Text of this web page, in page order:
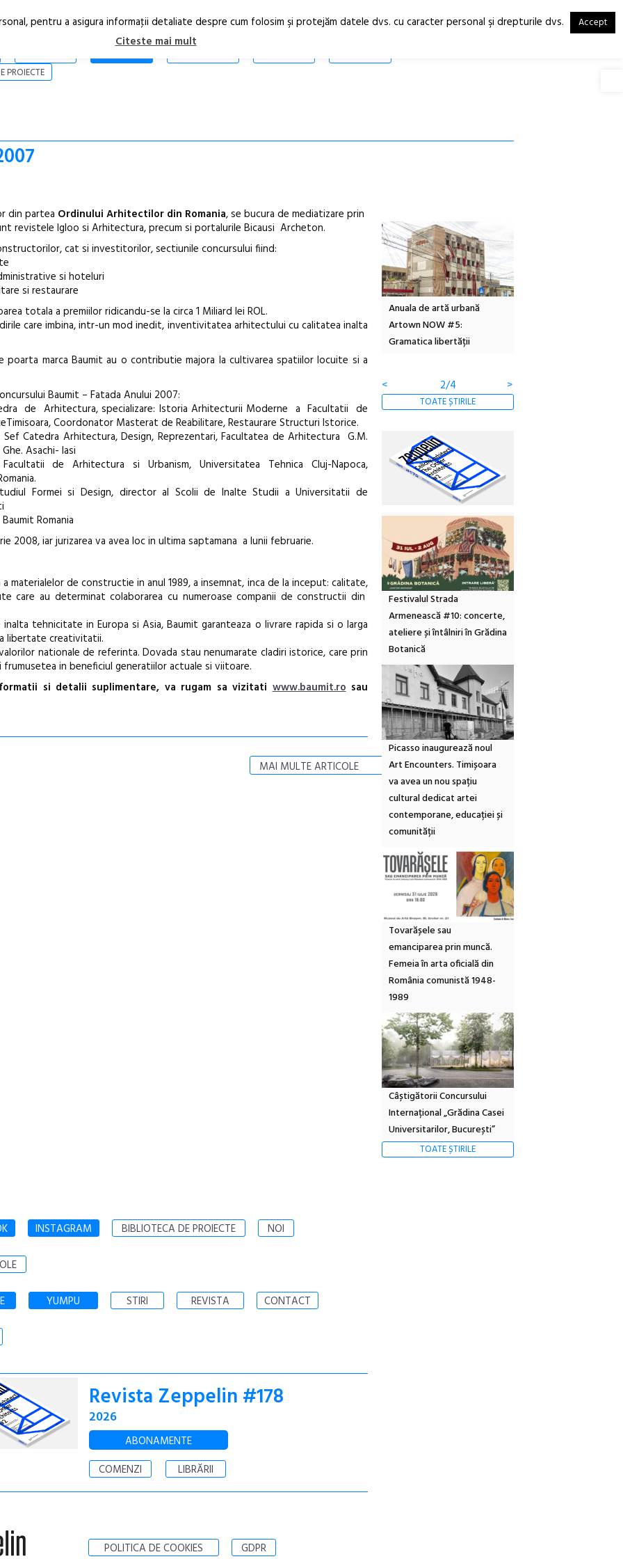
RO
EN
STIRI
PROIECTE
din partea Ordinului Arhitectilor din Romania, se bucura de mediatizare prin
revistele Igloo si Arhitectura, precum si portalurile Bicausi Archeton.
cat si investitorilor, sectiunile concursului fiind:
si hoteluri
si restaurare
totala a premiilor ridicandu-se la circa 1 Miliard lei ROL.
care imbina, intr-un mod inedit, inventivitatea arhitectului cu calitatea inalta
marca Baumit au o contributie majora la cultivarea spatiilor locuite si a
Baumit – Fatada Anului 2007:
de Arhitectura, specializare: Istoria Arhitecturii Moderne a Facultatii de
Coordonator Masterat de Reabilitare, Restaurare Structuri Istorice.
Sef Catedra Arhitectura, Design, Reprezentari, Facultatea de Arhitectura G.M.
Asachi- Iasi
de Arhitectura si Urbanism, Universitatea Tehnica Cluj-Napoca,
Formei si Design, director al Scolii de Inalte Studii a Universitatii de
Romania
2008, iar jurizarea va avea loc in ultima saptamana a lunii februarie.
materialelor de constructie in anul 1989, a insemnat, inca de la inceput: calitate,
care au determinat colaborarea cu numeroase companii de constructii din
tehnicitate in Europa si Asia, Baumit garanteaza o livrare rapida si o larga
libertate creativitatii.
nationale de referinta. Dovada stau nenumarate cladiri istorice, care prin
in beneficiul generatiilor actuale si viitoare.
si detalii suplimentare, va rugam sa vizitatiwww.baumit.rosau
MAI MULTE ARTICOLE
Open Call – Local Design
Awards 2026
Anuala de artă urbană
Artown NOW #5:
Gramatica libertății
< 2/4 >
TOATE ȘTIRILE
Festivalul Strada
Armenească #10: concerte,
ateliere și întâlniri în Grădina
Botanică
Picasso inaugurează noul
Art Encounters. Timișoara
va avea un nou spațiu
cultural dedicat artei
contemporane, educației și
comunității
Tovarășele sau
emanciparea prin muncă.
Femeia în arta oficială din
România comunistă 1948-
1989
Câștigătorii Concursului
Internațional „Grădina Casei
Universitarilor, București”
TOATE ȘTIRILE
INSTAGRAM BIBLIOTECA DE PROIECTE NOI
YUMPU STIRI REVISTA CONTACT
Revista Zeppelin #178
2026
ABONAMENTE
COMENZI
LIBRĂRII
POLITICA DE COOKIES GDPR
pentru a asigura informaţii detaliate despre cum folosim şi protejăm datele dvs. cu caracter personal şi drepturile dvs. Accept
Citeste mai mult